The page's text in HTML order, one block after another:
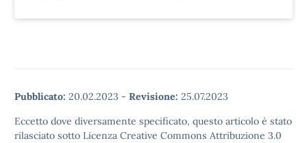
Pubblicato: 20.02.2023 - Revisione: 25.07.2023
Eccetto dove diversamente specificato, questo articolo è stato
rilasciato sotto Licenza Creative Commons Attribuzione 3.0